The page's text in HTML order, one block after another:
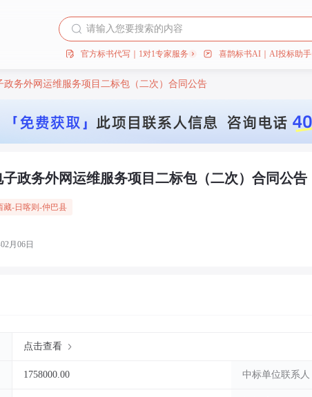
官方标书代写｜1对1专家服务 喜鹊标书AI｜AI投标助手
政务外网运维服务项目二标包（二次）合同公告
政务外网运维服务项目二标包（二次）合同公告
藏-日喀则 -仲巴县
月06日
点击查看
1758000.00 中标单位联系人